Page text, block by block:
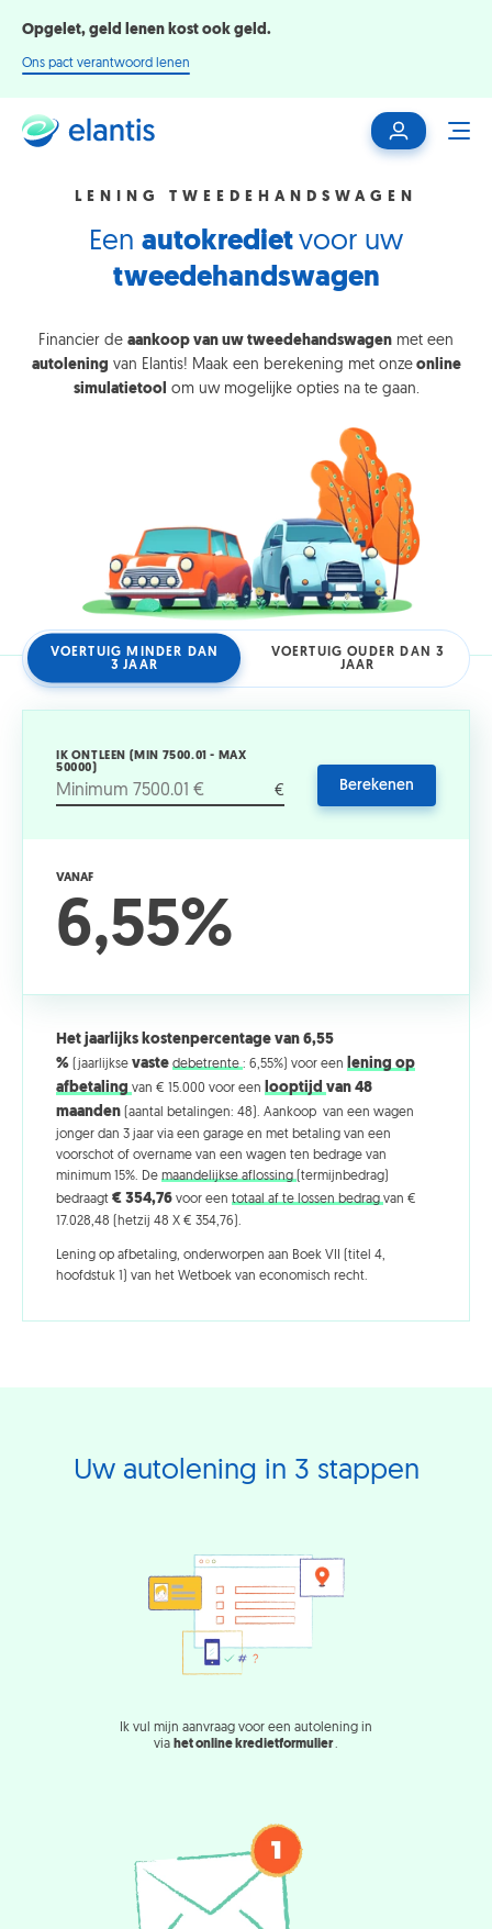
Opgelet, geld lenen kost ook geld.
Ons pact verantwoord lenen
Mijn
klantenzone
Een autokredietvoor uw
tweedehandswagen
LENING TWEEDEHANDSWAGEN
Financier de aankoop van uw tweedehandswagen met een
autolening van Elantis! Maak een berekening met onzeonline
simulatietool om uw mogelijke opties na te gaan.
VOERTUIG MINDER DAN
3 JAAR
VOERTUIG OUDER DAN 3
JAAR
IK ONTLEEN (MIN 7500.01 - MAX
50000)
€ Berekenen
VANAF
6,55%
Het jaarlijks kostenpercentage van 6,55
% (jaarlijkse vaste debetrente: 6,55%) voor een
lening op
afbetaling van € 15.000 voor een looptijd van 48
maanden (aantal betalingen: 48). Aankoop van een wagen
jonger dan 3 jaar via een garage en met betaling van een
voorschot of overname van een wagen ten bedrage van
minimum 15%. De maandelijkse aflossing (termijnbedrag)
bedraagt € 354,76 voor een totaal af te lossen bedragvan €
17.028,48 (hetzij 48 X € 354,76).
Lening op afbetaling, onderworpen aan Boek VII (titel 4,
hoofdstuk 1) van het Wetboek van economisch recht.
Uw autolening in 3 stappen
Ik vul mijn aanvraag voor een autolening in
via het online kredietformulier.